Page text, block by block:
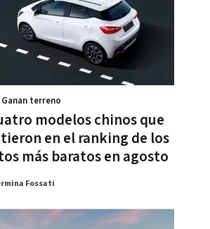
modelos chinos que
en el ranking de los
más baratos en agosto
terreno
Fossati